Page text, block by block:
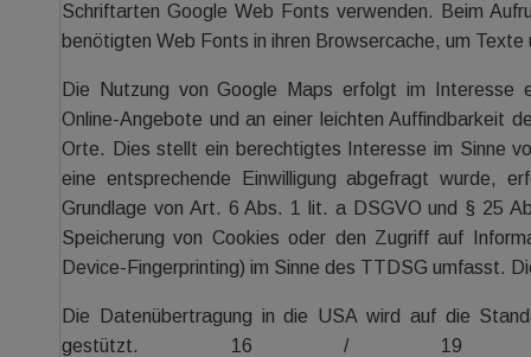
Schriftarten Google Web Fonts verwenden. Beim
benötigten Web Fonts in ihren Browsercache, um
Die Nutzung von Google Maps erfolgt im Interesse
Online-Angebote und an einer leichten Auffindbarkeit
Orte. Dies stellt ein berechtigtes Interesse im Sinne
eine entsprechende Einwilligung abgefragt wurde,
Grundlage von Art. 6 Abs. 1 lit. a DSGVO und § 25
Speicherung von Cookies oder den Zugriff auf
Device-Fingerprinting) im Sinne des TTDSG umfasst.
Die Datenübertragung in die USA wird auf die
gestützt. 16 / 19